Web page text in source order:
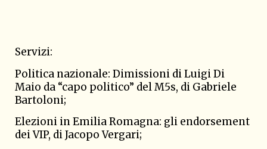
Servizi:
Politica nazionale: Dimissioni di Luigi Di
Maio da “capo politico” del M5s, di Gabriele
Bartoloni;
Elezioni in Emilia Romagna: gli endorsement
dei VIP, diJacopo Vergari;